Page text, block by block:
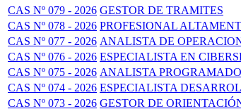
CAS Nº 079 - 2026 GESTOR DE TRAMITES
CAS Nº 078 - 2026 PROFESIONAL
CAS Nº 077 - 2026 ANALISTA DE
CAS Nº 076 - 2026 ESPECIALISTA EN
CAS Nº 075 - 2026 ANALISTA
CAS Nº 074 - 2026 ESPECIALISTA
CAS Nº 073 - 2026 GESTOR DE